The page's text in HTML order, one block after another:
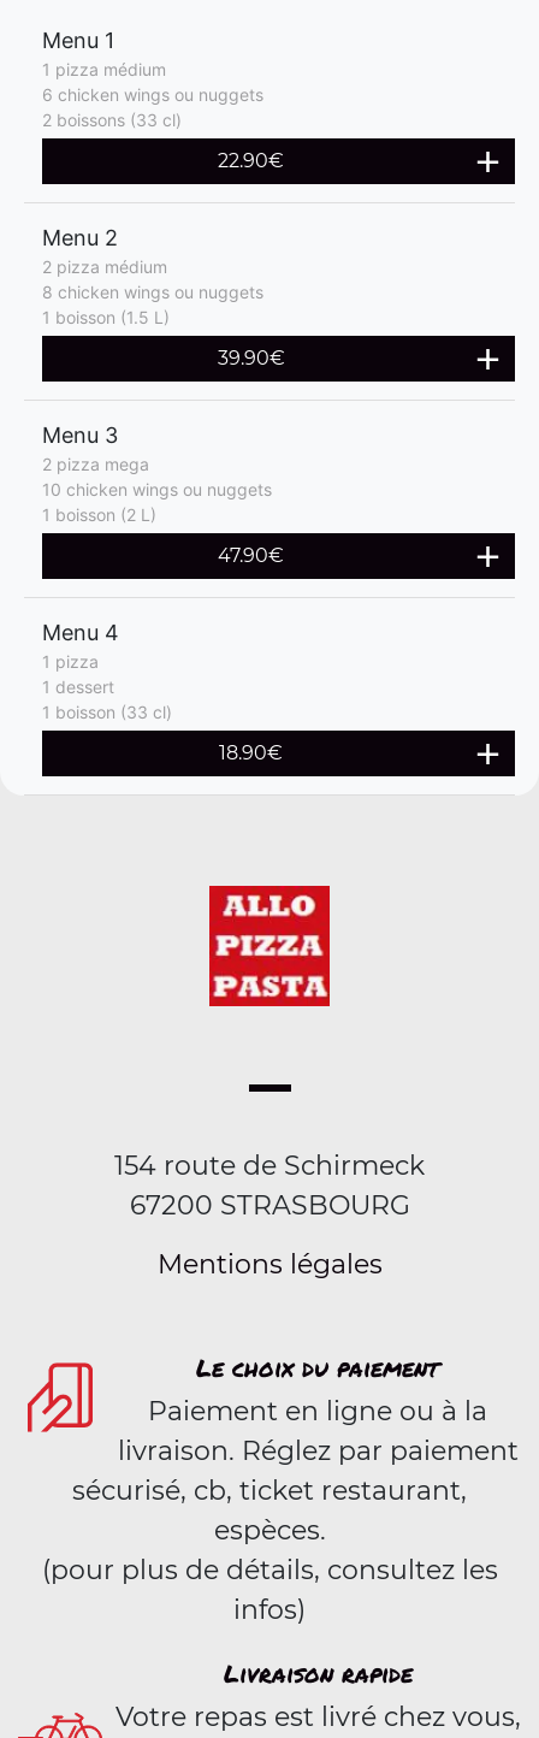
Menu 1
1 pizza médium
6 chicken wings ou nuggets
2 boissons (33 cl)
22.90€
Menu 2
2 pizza médium
8 chicken wings ou nuggets
1 boisson (1.5 L)
39.90€
Menu 3
2 pizza mega
10 chicken wings ou nuggets
1 boisson (2 L)
47.90€
Menu 4
1 pizza
1 dessert
1 boisson (33 cl)
18.90€
154 route de Schirmeck
67200 STRASBOURG
Mentions légales
Le choix du paiement
Paiement en ligne ou à la
livraison. Réglez par paiement
sécurisé, cb, ticket restaurant,
espèces.
(pour plus de détails, consultez les
infos)
Livraison rapide
Votre repas est livré chez vous,